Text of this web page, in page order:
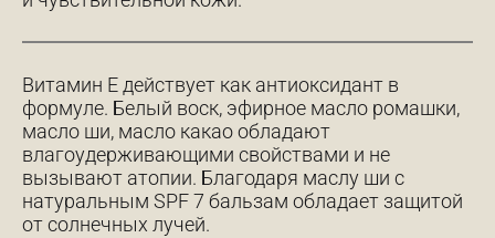
Витамин Е действует как антиоксидант в
формуле. Белый воск, эфирное масло ромашки,
масло ши, масло какао обладают
влагоудерживающими свойствами и не
вызывают атопии. Благодаря маслу ши с
натуральным SPF 7 бальзам обладает защитой
от солнечных лучей.